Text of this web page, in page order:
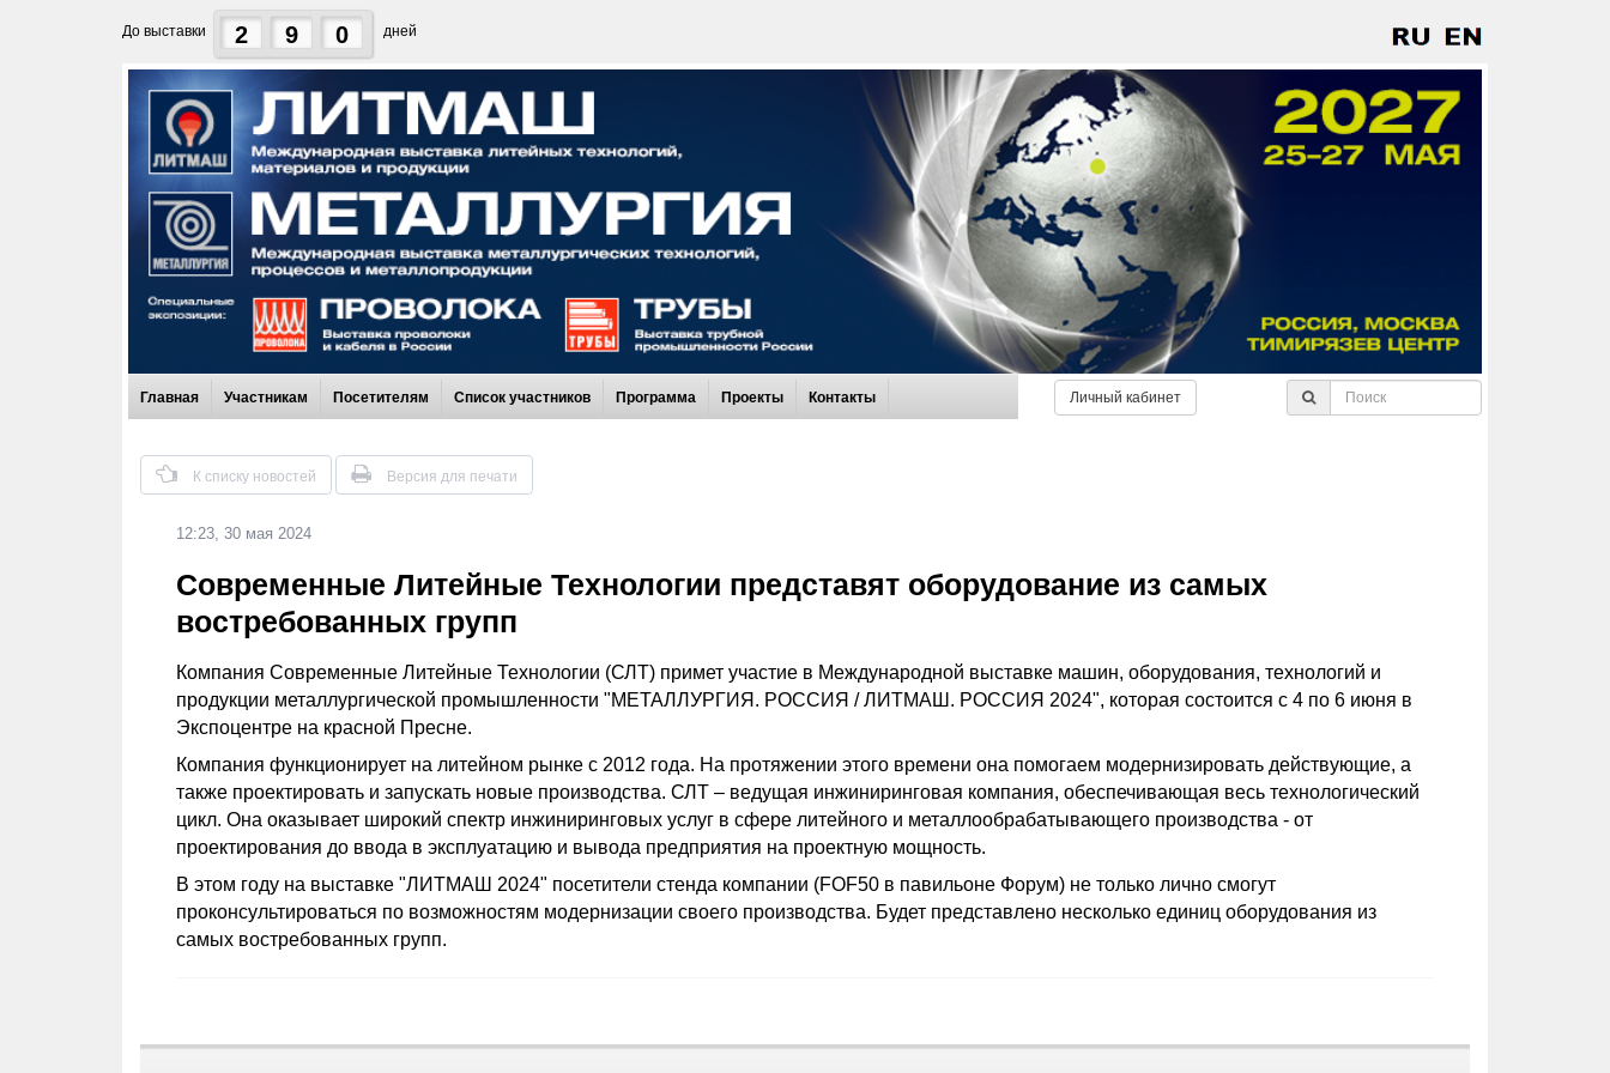
До выставки 2 9 0 дней
Главная Участникам Посетителям Список участников Программа Проекты Контакты Личный кабинет
К списку новостей Версия для печати
12:23, 30 мая 2024
Современные Литейные Технологии представят оборудование из самых
востребованных групп
Компания Современные Литейные Технологии (СЛТ) примет участие в Международной выставке машин, оборудования, технологий и
продукции металлургической промышленности "МЕТАЛЛУРГИЯ. РОССИЯ / ЛИТМАШ. РОССИЯ 2024", которая состоится с 4 по 6 июня в
Экспоцентре на красной Пресне.
Компания функционирует на литейном рынке с 2012 года. На протяжении этого времени она помогаем модернизировать действующие, а
также проектировать и запускать новые производства. СЛТ – ведущая инжиниринговая компания, обеспечивающая весь технологический
цикл. Она оказывает широкий спектр инжиниринговых услуг в сфере литейного и металлообрабатывающего производства - от
проектирования до ввода в эксплуатацию и вывода предприятия на проектную мощность.
В этом году на выставке "ЛИТМАШ 2024" посетители стенда компании (FOF50 в павильоне Форум) не только лично смогут
проконсультироваться по возможностям модернизации своего производства. Будет представлено несколько единиц оборудования из
самых востребованных групп.